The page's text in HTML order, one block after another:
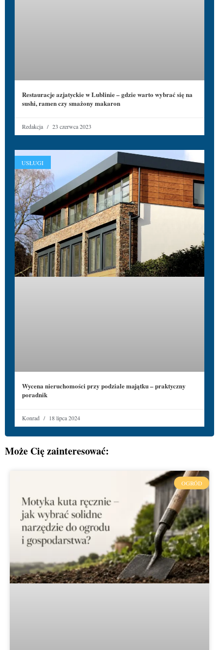
Restauracje azjatyckie w Lublinie – gdzie warto wybrać się na
sushi, ramen czy smażony makaron
Redakcja 23 czerwca 2023
USŁUGI
Wycena nieruchomości przy podziale majątku – praktyczny
poradnik
Konrad 18 lipca 2024
Może Cię zainteresować:
OGRÓD